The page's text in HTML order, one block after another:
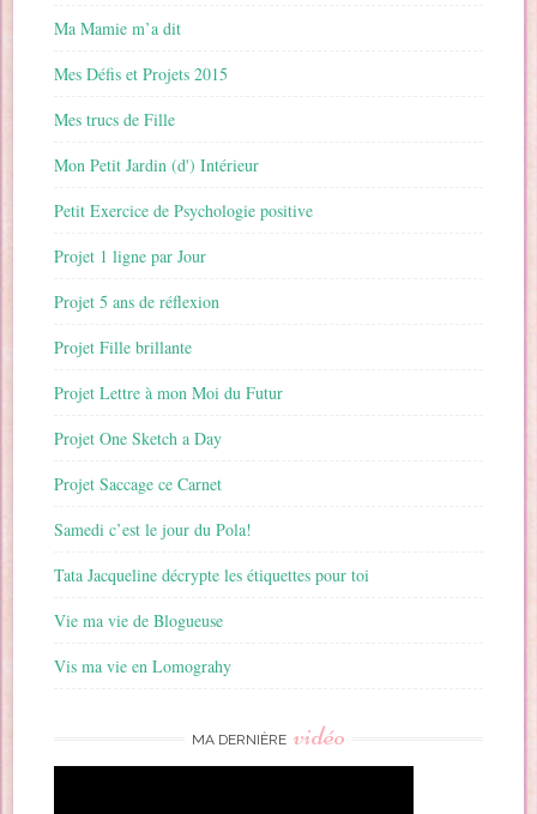
Ma Mamie m’a dit
Mes Défis et Projets 2015
Mes trucs de Fille
Mon Petit Jardin (d') Intérieur
Petit Exercice de Psychologie positive
Projet 1 ligne par Jour
Projet 5 ans de réflexion
Projet Fille brillante
Projet Lettre à mon Moi du Futur
Projet One Sketch a Day
Projet Saccage ce Carnet
Samedi c’est le jour du Pola!
Tata Jacqueline décrypte les étiquettes pour toi
Vie ma vie de Blogueuse
Vis ma vie en Lomograhy
MA DERNIÈRE vidéo